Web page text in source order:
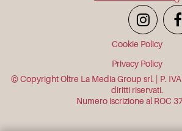
Cookie Policy
Privacy Policy
© Copyright Oltre La Media Group srl. | P.
diritti riservati.
Numero iscrizione al ROC